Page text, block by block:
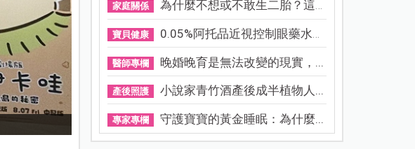
資優教育15問！師鐸獎名師陳宥妤：資優教育的核心，不是成
家庭關係 為什麼不想或不敢生二胎？這8...
寶貝健康 0.05%阿托品近視控制眼藥水納...
醫師專欄 晚婚晚育是無法改變的現實，...
產後照護 小說家青竹酒產後成半植物人...
專家專欄 守護寶寶的黃金睡眠：為什麼...